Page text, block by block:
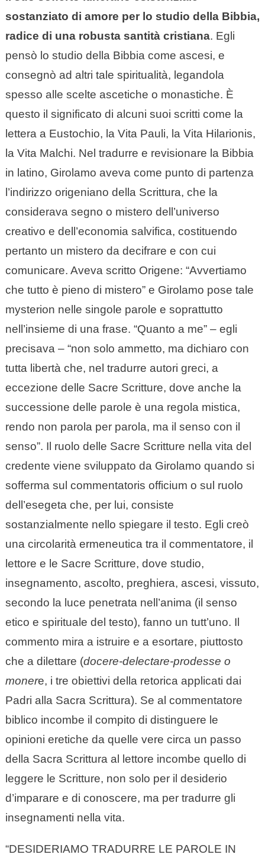
sostanziato di amore per lo studio della Bibbia,
radice di una robusta santità cristiana. Egli
pensò lo studio della Bibbia come ascesi, e
consegnò ad altri tale spiritualità, legandola
spesso alle scelte ascetiche o monastiche. È
questo il significato di alcuni suoi scritti come la
lettera a Eustochio, la Vita Pauli, la Vita Hilarionis,
la Vita Malchi. Nel tradurre e revisionare la Bibbia
in latino, Girolamo aveva come punto di partenza
l’indirizzo origeniano della Scrittura, che la
considerava segno o mistero dell’universo
creativo e dell’economia salvifica, costituendo
pertanto un mistero da decifrare e con cui
comunicare. Aveva scritto Origene: “Avvertiamo
che tutto è pieno di mistero” e Girolamo pose tale
mysterion nelle singole parole e soprattutto
nell’insieme di una frase. “Quanto a me” – egli
precisava – “non solo ammetto, ma dichiaro con
tutta libertà che, nel tradurre autori greci, a
eccezione delle Sacre Scritture, dove anche la
successione delle parole è una regola mistica,
rendo non parola per parola, ma il senso con il
senso”. Il ruolo delle Sacre Scritture nella vita del
credente viene sviluppato da Girolamo quando si
sofferma sul commentatoris officium o sul ruolo
dell’esegeta che, per lui, consiste
sostanzialmente nello spiegare il testo. Egli creò
una circolarità ermeneutica tra il commentatore, il
lettore e le Sacre Scritture, dove studio,
insegnamento, ascolto, preghiera, ascesi, vissuto,
secondo la luce penetrata nell’anima (il senso
etico e spirituale del testo), fanno un tutt’uno. Il
commento mira a istruire e a esortare, piuttosto
che a dilettare (docere-delectare-prodesse o
monere, i tre obiettivi della retorica applicati dai
Padri alla Sacra Scrittura). Se al commentatore
biblico incombe il compito di distinguere le
opinioni eretiche da quelle vere circa un passo
della Sacra Scrittura al lettore incombe quello di
leggere le Scritture, non solo per il desiderio
d’imparare e di conoscere, ma per tradurre gli
insegnamenti nella vita.
“DESIDERIAMO TRADURRE LE PAROLE IN